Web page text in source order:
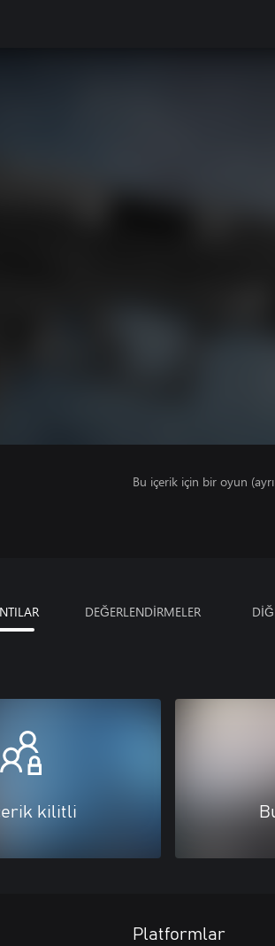
Bu içerik için bir oyun (ayrı
DEĞERLENDİRMELER
kilitli
Platformlar